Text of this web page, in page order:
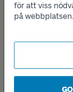
för att viss
på webbplatsen.